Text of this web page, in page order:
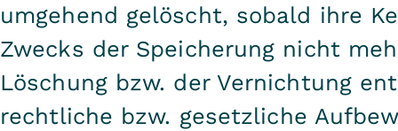
umgehend gelöscht, sobald ihre
Zwecks der Speicherung nicht
Löschung bzw. der Vernichtung
rechtliche bzw. gesetzliche